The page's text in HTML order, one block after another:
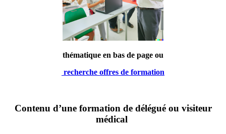
thématique en bas de page ou
recherche offres de formation
Contenu d’une formation de délégué ou visiteur
médical